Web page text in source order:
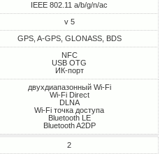
IEEE 802.11 a/b/g/n/ac
v 5
GPS, A-GPS, GLONASS, BDS
NFC
USB OTG
ИК-порт
двухдиапазонный Wi-Fi
Wi-Fi Direct
DLNA
Wi-Fi точка доступа
Bluetooth LE
Bluetooth A2DP
2